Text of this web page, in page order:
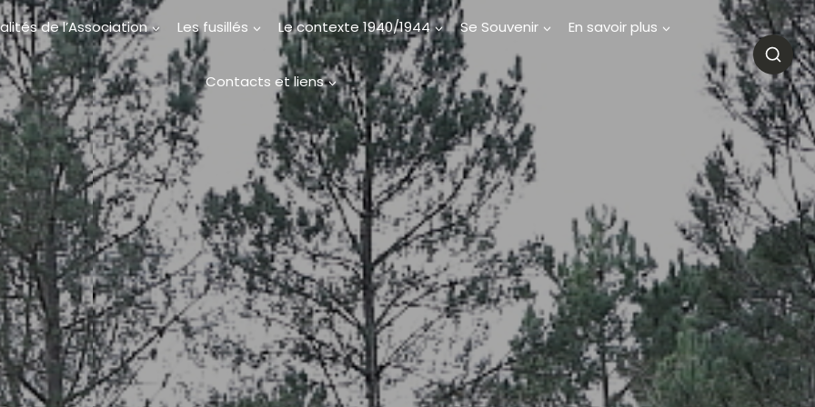
de l’Association Les fusillés Le contexte 1940/1944 Se Souvenir En savoir plus
Contacts et liens